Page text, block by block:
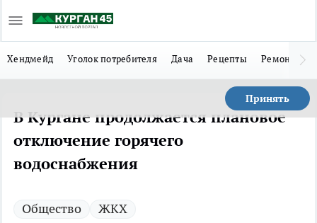
Хендмейд Уголок потребителя Дача Рецепты Ремонт
Принять
В Кургане продолжается плановое
отключение горячего
водоснабжения
Общество ЖКХ